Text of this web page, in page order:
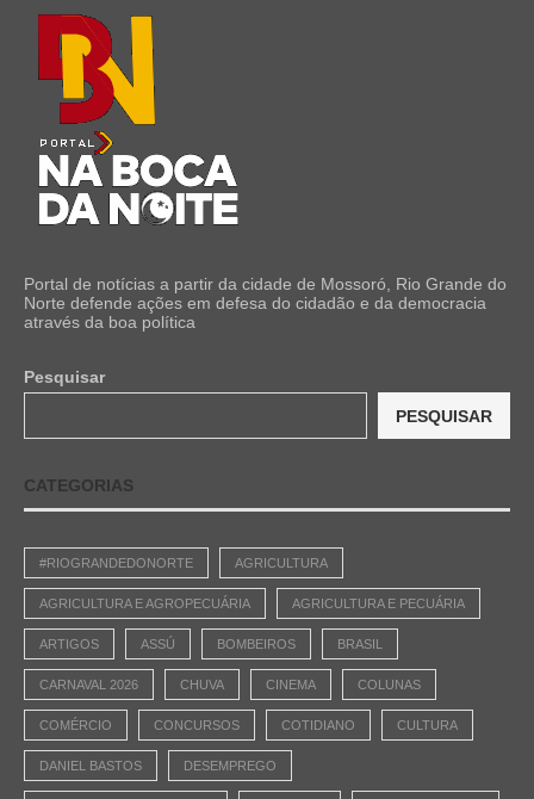
Portal de notícias a partir da cidade de Mossoró, Rio Grande do
Norte defende ações em defesa do cidadão e da democracia
através da boa política
Pesquisar
PESQUISAR
CATEGORIAS
#RIOGRANDEDONORTE AGRICULTURA
AGRICULTURA E AGROPECUÁRIA AGRICULTURA E PECUÁRIA
ARTIGOS ASSÚ BOMBEIROS BRASIL
CARNAVAL 2026 CHUVA CINEMA COLUNAS
COMÉRCIO CONCURSOS COTIDIANO CULTURA
DANIEL BASTOS DESEMPREGO